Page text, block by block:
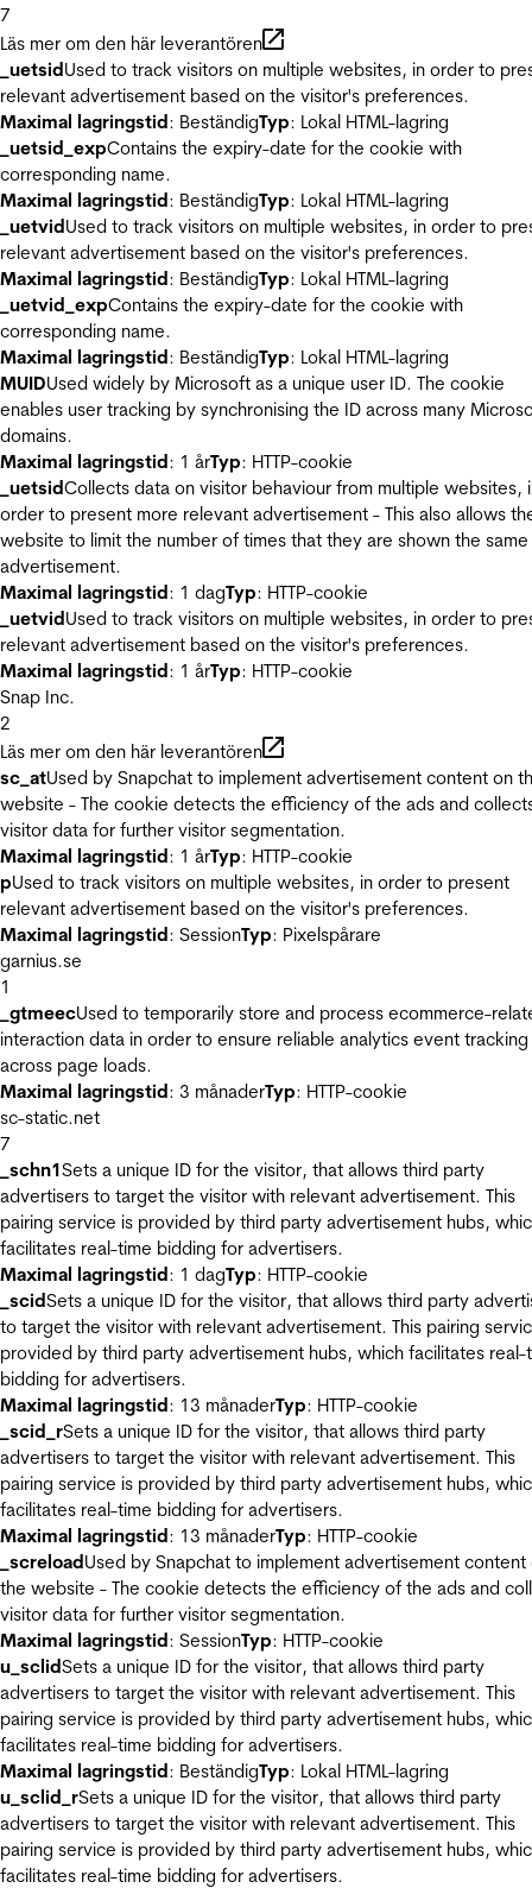
7
Läs mer om den här leverantören
_uetsidUsed to track visitors on multiple websites, in order to
relevant advertisement based on the visitor's preferences.
Maximal lagringstid: BeständigTyp: Lokal HTML-lagring
_uetsid_expContains the expiry-date for the cookie with
corresponding name.
Maximal lagringstid: BeständigTyp: Lokal HTML-lagring
_uetvidUsed to track visitors on multiple websites, in order to
relevant advertisement based on the visitor's preferences.
Maximal lagringstid: BeständigTyp: Lokal HTML-lagring
_uetvid_expContains the expiry-date for the cookie with
corresponding name.
Maximal lagringstid: BeständigTyp: Lokal HTML-lagring
MUIDUsed widely by Microsoft as a unique user ID. The cookie
enables user tracking by synchronising the ID across many
domains.
Maximal lagringstid: 1 årTyp: HTTP-cookie
_uetsidCollects data on visitor behaviour from multiple websites,
order to present more relevant advertisement - This also allows
website to limit the number of times that they are shown the same
advertisement.
Maximal lagringstid: 1 dagTyp: HTTP-cookie
_uetvidUsed to track visitors on multiple websites, in order to
relevant advertisement based on the visitor's preferences.
Maximal lagringstid: 1 årTyp: HTTP-cookie
Snap Inc.
2
Läs mer om den här leverantören
sc_atUsed by Snapchat to implement advertisement content on
website - The cookie detects the efficiency of the ads and
visitor data for further visitor segmentation.
Maximal lagringstid: 1 årTyp: HTTP-cookie
pUsed to track visitors on multiple websites, in order to present
relevant advertisement based on the visitor's preferences.
Maximal lagringstid: SessionTyp: Pixelspårare
garnius.se
1
_gtmeecUsed to temporarily store and process ecommerce-
interaction data in order to ensure reliable analytics event tracking
across page loads.
Maximal lagringstid: 3 månaderTyp: HTTP-cookie
sc-static.net
7
_schn1Sets a unique ID for the visitor, that allows third party
advertisers to target the visitor with relevant advertisement. This
pairing service is provided by third party advertisement hubs,
facilitates real-time bidding for advertisers.
Maximal lagringstid: 1 dagTyp: HTTP-cookie
_scidSets a unique ID for the visitor, that allows third party
to target the visitor with relevant advertisement. This pairing
provided by third party advertisement hubs, which facilitates real-
bidding for advertisers.
Maximal lagringstid: 13 månaderTyp: HTTP-cookie
_scid_rSets a unique ID for the visitor, that allows third party
advertisers to target the visitor with relevant advertisement. This
pairing service is provided by third party advertisement hubs,
facilitates real-time bidding for advertisers.
Maximal lagringstid: 13 månaderTyp: HTTP-cookie
_screloadUsed by Snapchat to implement advertisement content
the website - The cookie detects the efficiency of the ads and
visitor data for further visitor segmentation.
Maximal lagringstid: SessionTyp: HTTP-cookie
u_sclidSets a unique ID for the visitor, that allows third party
advertisers to target the visitor with relevant advertisement. This
pairing service is provided by third party advertisement hubs,
facilitates real-time bidding for advertisers.
Maximal lagringstid: BeständigTyp: Lokal HTML-lagring
u_sclid_rSets a unique ID for the visitor, that allows third party
advertisers to target the visitor with relevant advertisement. This
pairing service is provided by third party advertisement hubs,
facilitates real-time bidding for advertisers.